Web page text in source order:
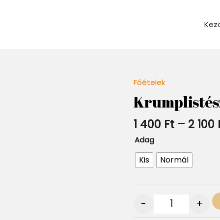
Főételek
1 400 Ft – 2 100
Adag
Kis Normál
- +